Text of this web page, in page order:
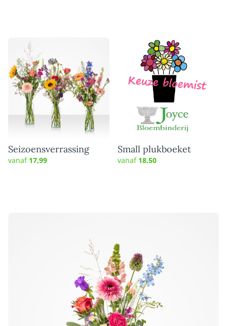
Seizoensverrassing
vanaf 17,99
Small plukboeket
vanaf 18,50